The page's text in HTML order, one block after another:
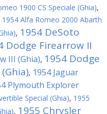
1900 CS Speciale (Ghia),
1954 Alfa Romeo 2000 Abarth
, 1954 DeSoto
Dodge Firearrow II
III (Ghia), 1954 Dodge
, 1954 Jaguar
Plymouth Explorer
Special (Ghia), 1955
, 1955 Chrysler